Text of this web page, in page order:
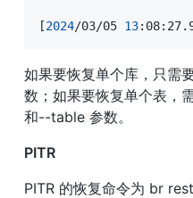
[2024/03/05 13
如果要恢复单个库，只需
数；如果要恢复单个表，
和--table 参数。
PITR
PITR 的恢复命令为 br